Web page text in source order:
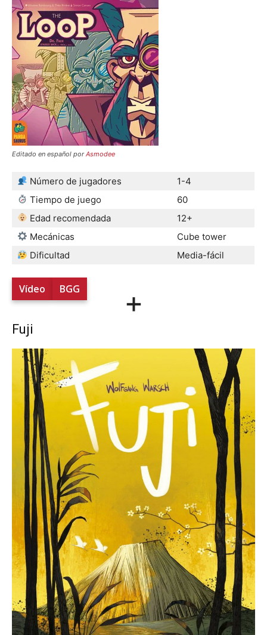
Editado en español porAsmodee
Número de jugadores
1-4
Tiempo de juego
60
Edad recomendada
12+
Mecánicas
Cube tower
Dificultad
Media-fácil
Vídeo BGG +
Fuji